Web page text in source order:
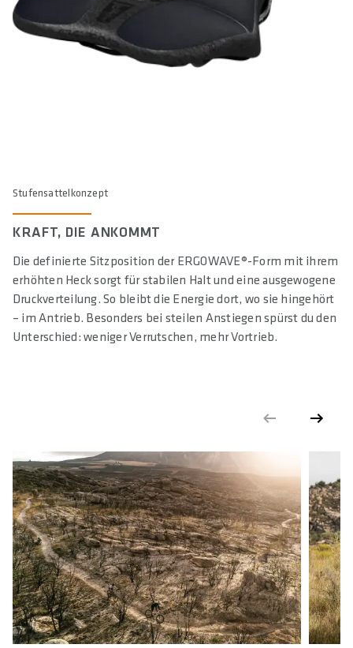
Stufensattelkonzept
KRAFT, DIE ANKOMMT
Die definierte Sitzposition der ERGOWAVE®-Form mit ihrem
erhöhten Heck sorgt für stabilen Halt und eine ausgewogene
Druckverteilung. So bleibt die Energie dort, wo sie hingehört
– im Antrieb. Besonders bei steilen Anstiegen spürst du den
Unterschied: weniger Verrutschen, mehr Vortrieb.